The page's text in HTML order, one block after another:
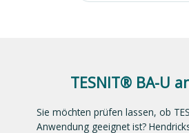
TESNIT® BA-U
Sie möchten prüfen lassen, ob
Anwendung geeignet ist?